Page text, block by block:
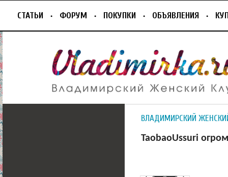
СТАТЬИ ФОРУМ ПОКУПКИ ОБЪЯВЛЕНИЯ
ВЛАДИМИРСКИЙ
TaobaoUssuri